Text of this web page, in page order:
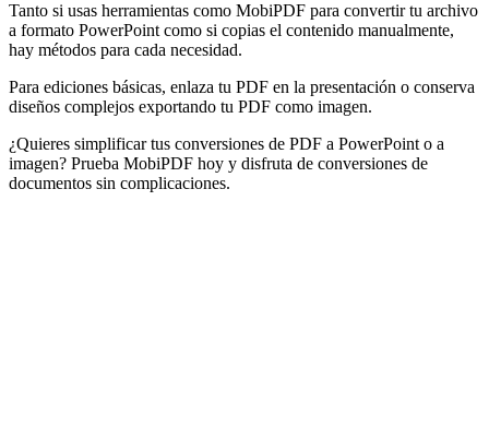
Tanto si usas herramientas como MobiPDF para convertir tu archivo
a formato PowerPoint como si copias el contenido manualmente,
hay métodos para cada necesidad.
Para ediciones básicas, enlaza tu PDF en la presentación o conserva
diseños complejos exportando tu PDF como imagen.
¿Quieres simplificar tus conversiones de PDF a PowerPoint o a
imagen? Prueba MobiPDF hoy y disfruta de conversiones de
documentos sin complicaciones.